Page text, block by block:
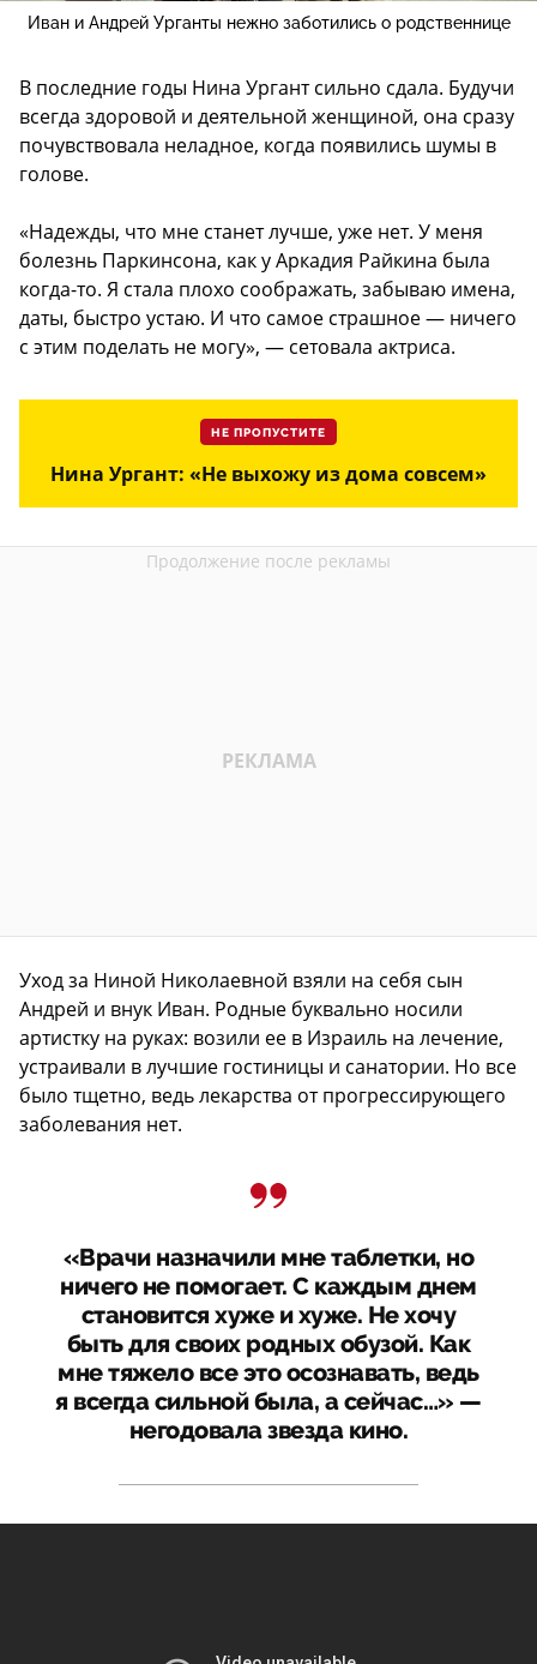
Иван и Андрей Урганты нежно заботились о родственнице
В последние годы Нина Ургант сильно сдала. Будучи
всегда здоровой и деятельной женщиной, она сразу
почувствовала неладное, когда появились шумы в
голове.
«Надежды, что мне станет лучше, уже нет. У меня
болезнь Паркинсона, как у Аркадия Райкина была
когда-то. Я стала плохо соображать, забываю имена,
даты, быстро устаю. И что самое страшное — ничего
с этим поделать не могу», — сетовала актриса.
НЕ ПРОПУСТИТЕ
Нина Ургант: «Не выхожу из дома совсем»
Уход за Ниной Николаевной взяли на себя сын
Андрей и внук Иван. Родные буквально носили
артистку на руках: возили ее в Израиль на лечение,
устраивали в лучшие гостиницы и санатории. Но все
было тщетно, ведь лекарства от прогрессирующего
заболевания нет.
«Врачи назначили мне таблетки, но
ничего не помогает. С каждым днем
становится хуже и хуже. Не хочу
быть для своих родных обузой. Как
мне тяжело все это осознавать, ведь
я всегда сильной была, а сейчас…» —
негодовала звезда кино.